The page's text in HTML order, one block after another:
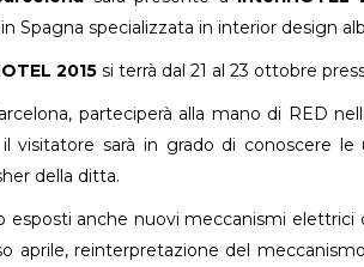
Spagna specializzata in interior design
2015 si terrà dal 21 al 23 ottobre
parteciperà alla mano di RED
il visitatore sarà in grado di conoscere
della ditta.
esposti anche nuovi meccanismi
aprile, reinterpretazione del